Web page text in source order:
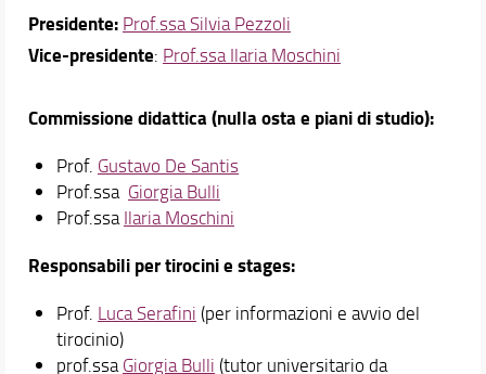
Norme e regolamenti
Qualità del Corso di Studio
Segnalazioni e Reclami
Didattica
Docenti
Orario e calendari
Presidente: Prof.ssaSilvia Pezzoli
Vice-presidente: Prof.ssa Ilaria Moschini
Commissione didattica (nulla osta e piani di studio):
Prof. Gustavo De Santis
Prof.ssa Giorgia Bulli
Prof.ssaIlaria Moschini
Responsabili per tirocini e stages:
Prof. Luca Serafini (per informazioni e avvio del
tirocinio)
prof.ssaGiorgia Bulli (tutor universitario da